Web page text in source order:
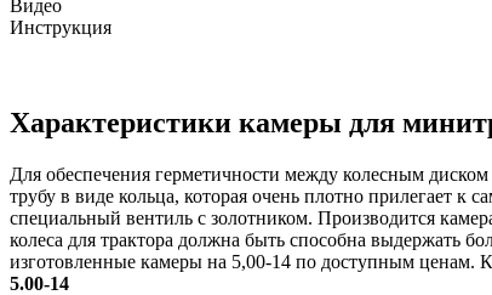
Видео
Инструкция
Характеристики камеры для
Для обеспечения герметичности между колесным
трубу в виде кольца, которая очень плотно прилегает к
специальный вентиль с золотником. Производится
колеса для трактора должна быть способна выдержать
изготовленные камеры на 5,00-14 по доступным ценам.
5.00-14